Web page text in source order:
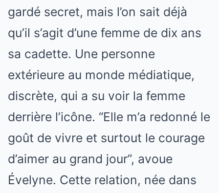
gardé secret, mais l’on sait déjà
qu’il s’agit d’une femme de dix ans
sa cadette. Une personne
extérieure au monde médiatique,
discrète, qui a su voir la femme
derrière l’icône. “Elle m’a redonné le
goût de vivre et surtout le courage
d’aimer au grand jour”, avoue
Évelyne. Cette relation, née dans